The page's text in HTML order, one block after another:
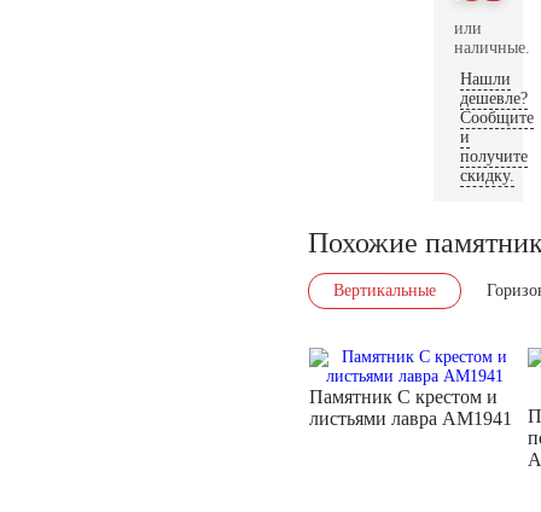
или
наличные.
Нашли
дешевле?
Сообщите
и
получите
скидку.
Похожие
Вертикальные
Памятник С крестом и
листьями лавра AM1941